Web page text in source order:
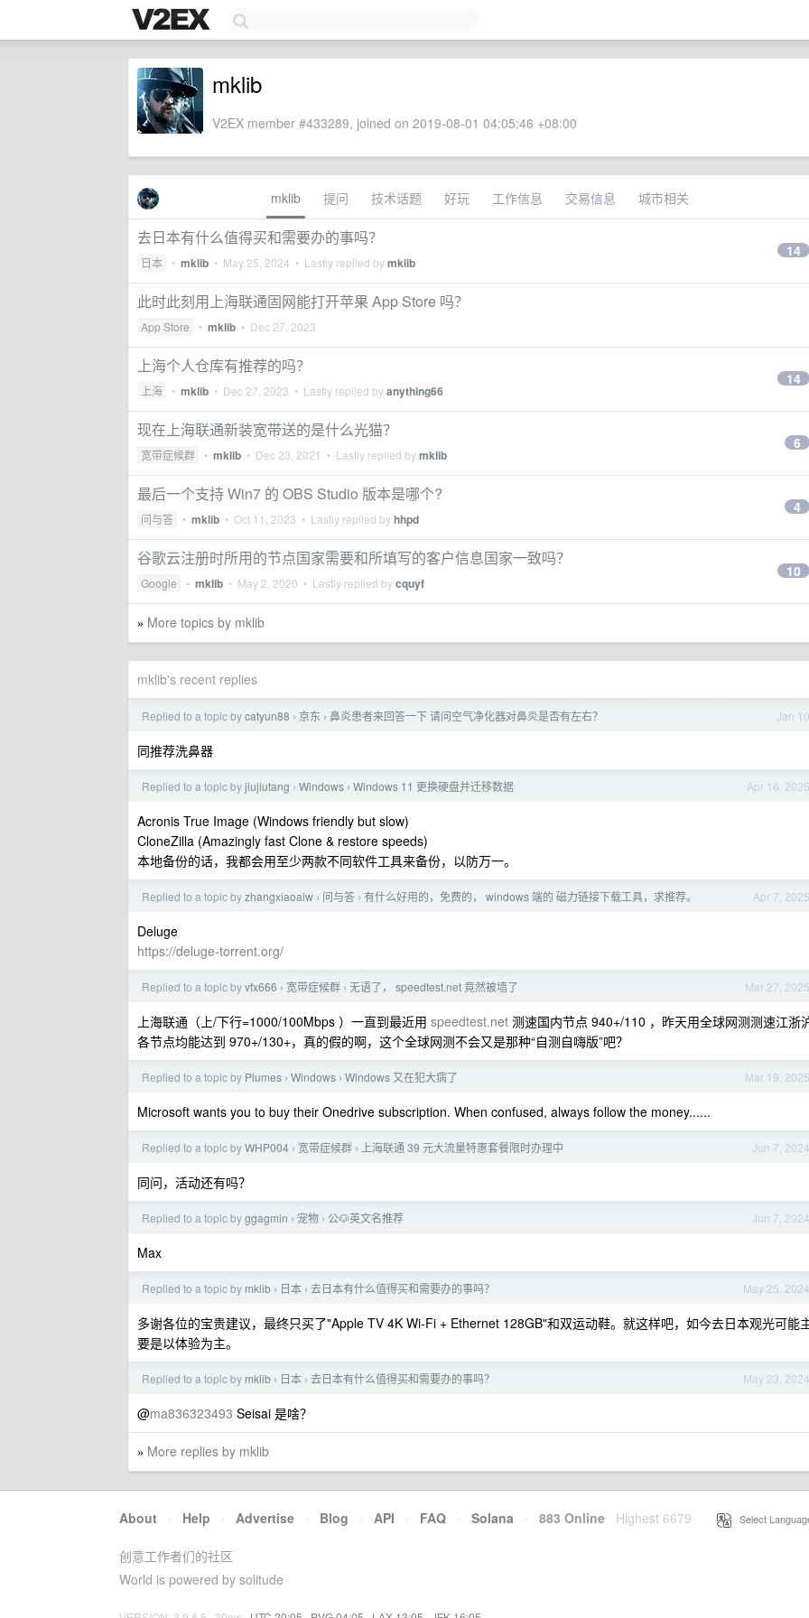
mklib
V2EX member #433289, joined on 2019-08-01 04:05:46 +08:00
mklib 提问 技术话题 好玩 工作信息 交易信息 城市相关
去日本有什么值得买和需要办的事吗？
日本 • mklib • May 25, 2024 • Lastly replied bymklib
14
此时此刻用上海联通固网能打开苹果 App Store 吗？
App Store • mklib • Dec 27, 2023
上海个人仓库有推荐的吗？
上海 • mklib • Dec 27, 2023 • Lastly replied byanything66
14
现在上海联通新装宽带送的是什么光猫？
宽带症候群 • mklib • Dec 23, 2021 • Lastly replied bymklib
6
最后一个支持 Win7 的 OBS Studio 版本是哪个?
问与答 • mklib • Oct 11, 2023 • Lastly replied byhhpd
4
谷歌云注册时所用的节点国家需要和所填写的客户信息国家一致吗？
Google • mklib • May 2, 2020 • Lastly replied bycquyf
10
» More topics by mklib
mklib's recent replies
Jan 10
Replied to a topic bycatyun88 › 京东 › 鼻炎患者来回答一下 请问空气净化器对鼻炎是否有左右？
同推荐洗鼻器
Apr 16, 2025
Replied to a topic byjiujiutang › Windows › Windows 11 更换硬盘并迁移数据
Acronis True Image (Windows friendly but slow)
CloneZilla (Amazingly fast Clone & restore speeds)
本地备份的话，我都会用至少两款不同软件工具来备份，以防万一。
Apr 7, 2025
Replied to a topic byzhangxiaoaiw › 问与答 › 有什么好用的，免费的， windows 端的 磁力链接下载工具，求推荐。
Deluge
https://deluge-torrent.org/
Mar 27, 2025
Replied to a topic byvfx666 › 宽带症候群 › 无语了， speedtest.net 竟然被墙了
上海联通（上/下行=1000/100Mbps ）一直到最近用 speedtest.net 测速国内节点 940+/110 ，昨天用全球网测测速江浙
各节点均能达到 970+/130+，真的假的啊，这个全球网测不会又是那种“自测自嗨版”吧？
Mar 19, 2025
Replied to a topic by Plumes › Windows › Windows 又在犯大病了
Microsoft wants you to buy their Onedrive subscription. When confused, always follow the money......
Jun 7, 2024
Replied to a topic byWHP004 › 宽带症候群 › 上海联通 39 元大流量特惠套餐限时办理中
同问，活动还有吗？
Jun 7, 2024
Replied to a topic byggagmin › 宠物 › 公🐶英文名推荐
Max
May 25, 2024
Replied to a topic by mklib › 日本 › 去日本有什么值得买和需要办的事吗？
多谢各位的宝贵建议，最终只买了"Apple TV 4K Wi-Fi + Ethernet 128GB"和双运动鞋。就这样吧，如今去日本观光可能
要是以体验为主。
May 23, 2024
Replied to a topic by mklib › 日本 › 去日本有什么值得买和需要办的事吗？
@ma836323493 Seisai 是啥？
» More replies by mklib
About · Help · Advertise · Blog · API · FAQ · Solana · 883 Online Highest 6679 Select
创意工作者们的社区
World is powered by solitude